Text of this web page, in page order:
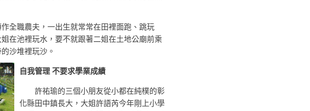
職農夫，一出生就常常在田裡面跑、跳玩
在池裡玩水，要不就跟著二姐在土地公廟前乘
沙堆裡玩沙。
自我管理 不要求學業成績
許祐瑜的三個小朋友從小都在純樸的彰
化縣田中鎮長大，大姐許語芮今年剛上小學